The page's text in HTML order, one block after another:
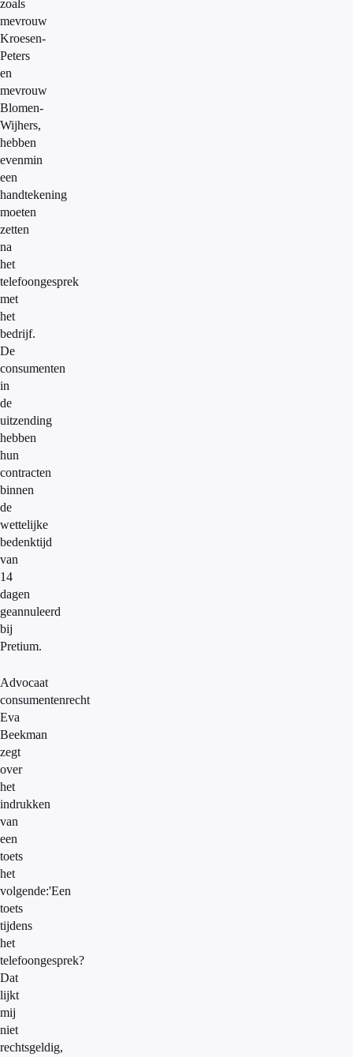
zoals
mevrouw
Kroesen-
Peters
en
mevrouw
Blomen-
Wijhers,
hebben
evenmin
een
handtekening
moeten
zetten
na
het
telefoongesprek
met
het
bedrijf.
De
consumenten
in
de
uitzending
hebben
hun
contracten
binnen
de
wettelijke
bedenktijd
van
14
dagen
geannuleerd
bij
Pretium.
Advocaat
consumentenrecht
Eva
Beekman
zegt
over
het
indrukken
van
een
toets
het
volgende:'Een
toets
tijdens
het
telefoongesprek?
Dat
lijkt
mij
niet
rechtsgeldig,